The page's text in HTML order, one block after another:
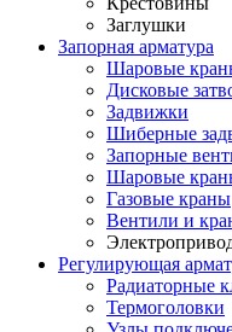
Заглушки
Запорная арматура
Шаровые
Дисковые
Задвижки
Шиберные
Запорные
Шаровые
Газовые краны
Вентили и
Регулирующая
Радиаторные
Термоголовки